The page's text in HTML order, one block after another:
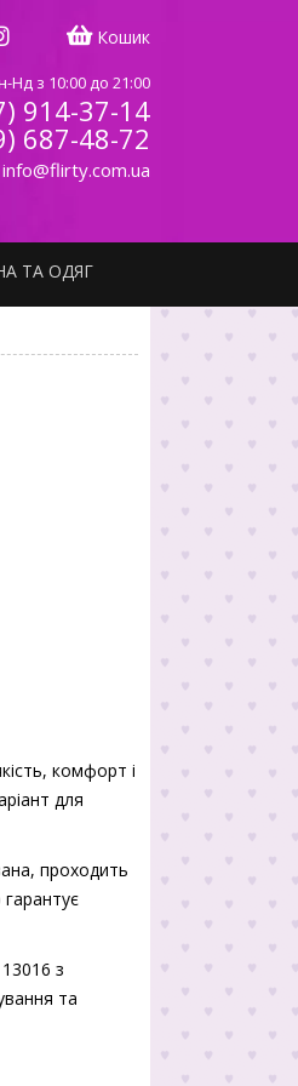
Кошик
Нд з 10:00 до 21:00
914-37-14
687-48-72
info@flirty.com.ua
ТА ОДЯГ
комфорт і
для
проходить
гарантує
з
та